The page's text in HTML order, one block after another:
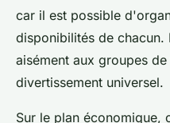
car il est possible
disponibilités de
aisément aux groupes
divertissement universel.
Sur le plan économique,